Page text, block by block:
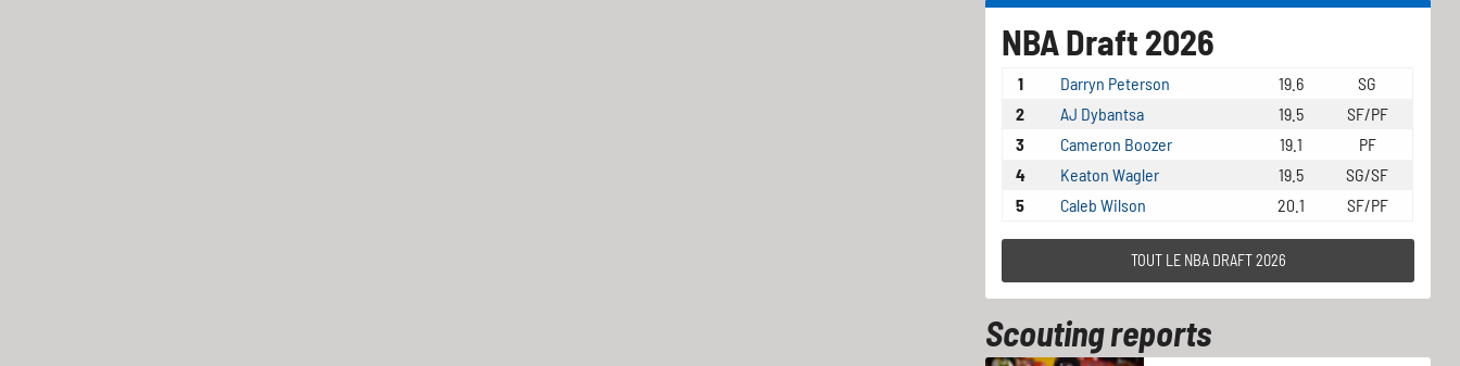
NBA Draft 2026
1 Darryn Peterson 19.6
SG
2
AJ Dybantsa 19.5
SF/PF
3
Cameron Boozer 19.1
PF
4
Keaton Wagler 19.5
SG/SF
5
Caleb Wilson 20.1 SF/PF
TOUT LE NBA DRAFT 2026
Scouting reports